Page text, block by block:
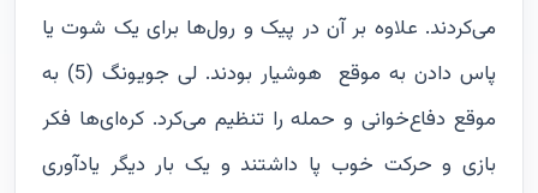
می‌کردند. علاوه بر آن در پیک و رول‌ها برای یک شوت یا
پاس دادن به موقع هوشیار بودند. لی جویونگ (5) به
موقع دفاع‌خوانی و حمله را تنظیم می‌کرد. کره‌ای‌ها فکر
بازی و حرکت خوب پا داشتند و یک بار دیگر یادآوری